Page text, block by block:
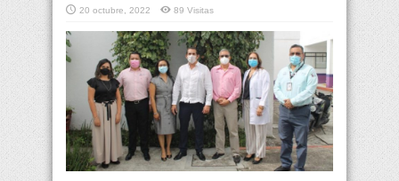
20 octubre, 2022 89 Visitas